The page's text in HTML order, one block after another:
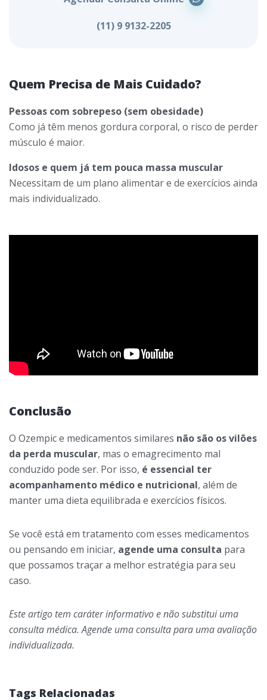
(11) 9 9132-2205
Quem Precisa de Mais Cuidado?
Pessoas com sobrepeso (sem obesidade)
Como já têm menos gordura corporal, o risco de perder
músculo é maior.
Idosos e quem já tem pouca massa muscular
Necessitam de um plano alimentar e de exercícios ainda
mais individualizado.
Conclusão
O Ozempic e medicamentos similares não são os vilões
da perda muscular, mas o emagrecimento mal
conduzido pode ser. Por isso, é essencial ter
acompanhamento médico e nutricional, além de
manter uma dieta equilibrada e exercícios físicos.
Se você está em tratamento com esses medicamentos
ou pensando em iniciar, agende uma consulta para
que possamos traçar a melhor estratégia para seu
caso.
Este artigo tem caráter informativo e não substitui uma
consulta médica. Agende uma consulta para uma avaliação
individualizada.
Tags Relacionadas